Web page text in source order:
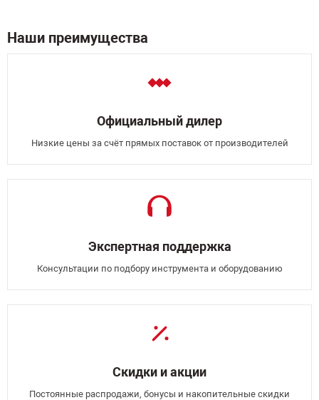
Наши преимущества
Официальный дилер
Низкие цены за счёт прямых поставок от производителей
Экспертная поддержка
Консультации по подбору инструмента и оборудованию
Скидки и акции
Постоянные распродажи, бонусы и накопительные скидки